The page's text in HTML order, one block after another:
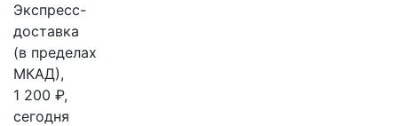
Экспресс-
доставка
(в пределах
МКАД),
1 200 ₽,
сегодня